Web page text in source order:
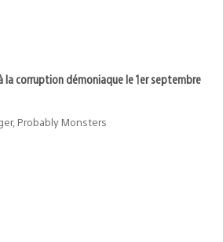
la corruption démoniaque le 1er septembre
Probably Monsters